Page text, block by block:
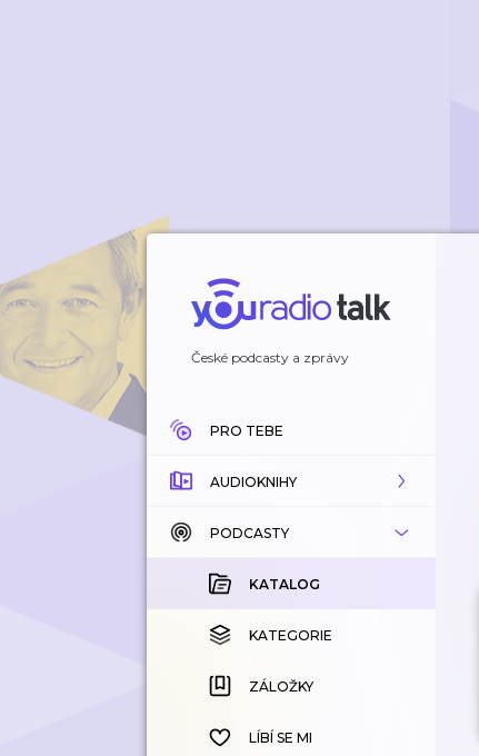
České podcasty a zprávy
PRO TEBE
AUDIOKNIHY
KATALOG
KOUPENÉ
KATEGORIE
ZÁLOŽKY
HISTORIE
PODCASTY
KATALOG
KATEGORIE
ZÁLOŽKY
LÍBÍ SE MI